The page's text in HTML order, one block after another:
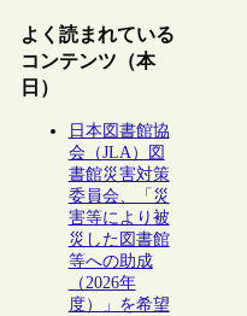
よく読まれている
コンテンツ（本
日）
日本図書館協
会（JLA）図
書館災害対策
委員会、「災
害等により被
災した図書館
等への助成
（2026年
度）」を希望